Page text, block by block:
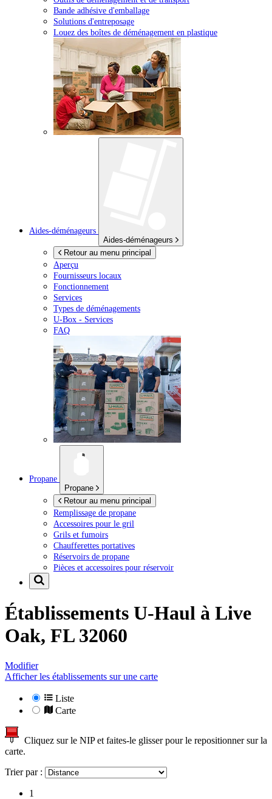
Bande adhésive d'emballage
Solutions d'entreposage
Louez des boîtes de déménagement en plastique
Aides-déménageurs
Aides-déménageurs
Retour au menu principal
Aperçu
Fournisseurs locaux
Fonctionnement
Services
Types de déménagements
U-Box - Services
FAQ
Propane
Propane
Retour au menu principal
Remplissage de propane
Accessoires pour le gril
Grils et fumoirs
Chaufferettes portatives
Réservoirs de propane
Pièces et accessoires pour réservoir
Établissements U-Haul à Live
Oak, FL 32060
Modifier
Afficher les établissements sur une carte
Liste
Carte
Cliquez sur le NIP et faites-le glisser pour le repositionner sur la
carte.
Trier par :
1